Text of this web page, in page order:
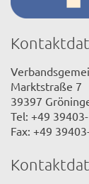
Marktstraße 7
39397
Tel: +49
Fax: +49